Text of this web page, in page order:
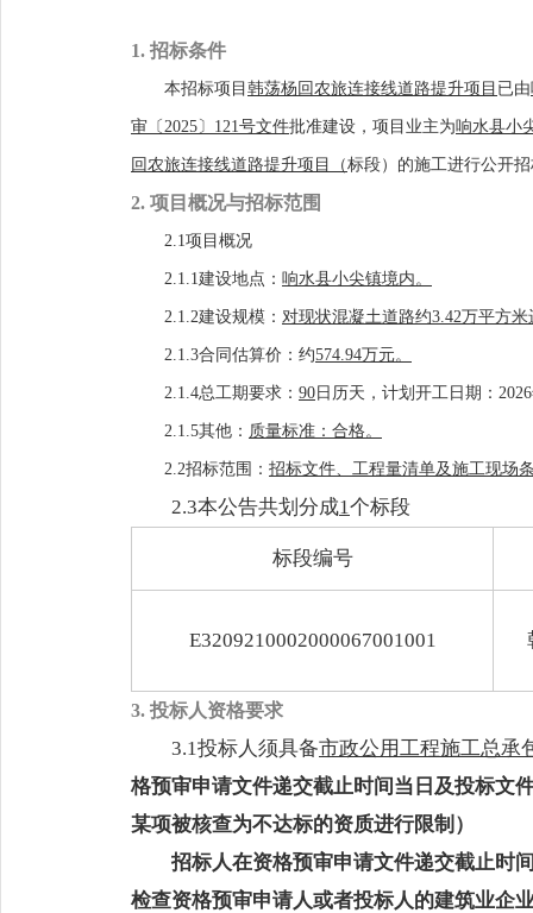
1. 招标条件
本招标项目 韩荡杨回农旅连接线道路提升项目 已由
审〔2025〕121号文件批准建设，项目业主为响水县小
回农旅连接线道路提升项目 （标段）的施工进行公开
2. 项目概况与招标范围
2.1项目概况
2.1.1建设地点： 响水县小尖镇境内。
2.1.2建设规模： 对现状混凝土道路约3.42万平方
2.1.3合同估算价： 约574.94万元。
2.1.4总工期要求： 90 日历天 ， 计划开工日期： 2026
2.1.5其他 ： 质量标准 ：合格。
2.2招标范围： 招标文件、工程量清单及施工现场
2.3本公告共划分成1个标段
标段编号
E3209210002000067001001
3. 投标人资格要求
3.1投标人须具备市政公用工程施工总承
格预审申请文件递交截止时间当日及投标文
某项被核查为不达标的资质进行限制）
招标人在资格预审申请文件递交截止时
检查资格预审申请人或者投标人的建筑业企